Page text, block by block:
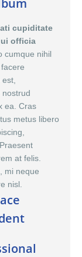
cupiditate
officia
cumque nihil
nostrud
ea. Cras
metus libero
at felis.
mi neque
nisl.